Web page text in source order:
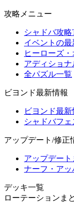
攻略メニュー
シャドバ攻略
イベントの
ヒーローズ
アディショ
全パズル一覧
ビヨンド最新情報
ビヨンド最
シャドバフ
アップデート/修正
アップデート
ナーフ・ア
デッキ一覧
ローテーションま